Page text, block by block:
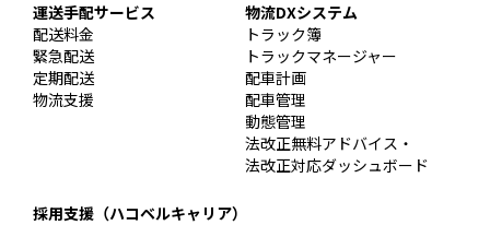
運送手配サービス
配送料金
緊急配送
定期配送
物流支援
物流DXシステム
トラック簿
トラックマネージャー
配車計画
配車管理
動態管理
法改正無料アドバイス・
法改正対応ダッシュボード
採用支援（ハコベルキャリア）